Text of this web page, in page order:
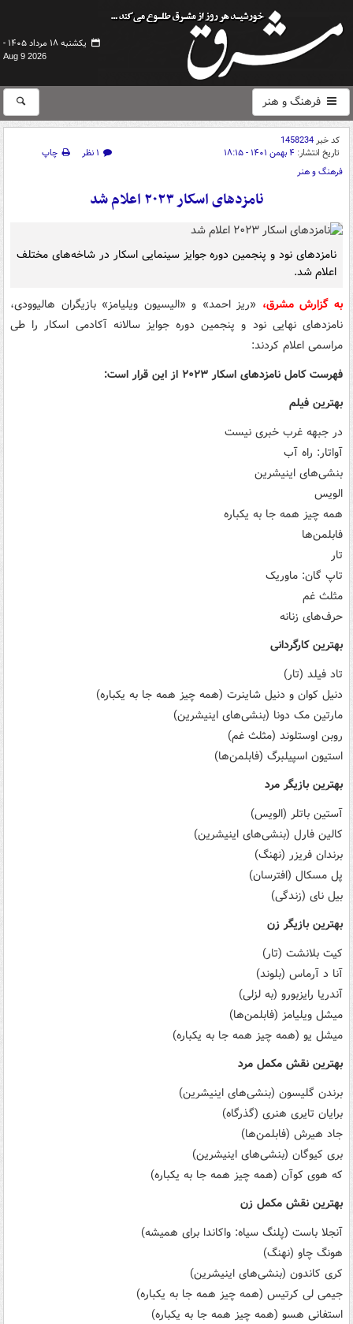
یکشنبه ۱۸ مرداد ۱۴۰۵ -
Aug 9 2026
فرهنگ و هنر
کد خبر1458234
تاریخ انتشار: ۴ بهمن ۱۴۰۱ - ۱۸:۱۵ ۱ نظر
چاپ
فرهنگ و هنر
نامزدهای اسکار ۲۰۲۳ اعلام شد
نامزدهای نود و پنجمین دوره جوایز سینمایی اسکار در شاخه‌های مختلف
اعلام شد.
به گزارش مشرق، «ریز احمد» و «الیسیون ویلیامز» بازیگران هالیوودی،
نامزدهای نهایی نود و پنجمین دوره جوایز سالانه آکادمی اسکار را طی
مراسمی اعلام کردند:
فهرست کامل نامزدهای اسکار ۲۰۲۳ از این قرار است:
بهترین فیلم
در جبهه غرب خبری نیست
آواتار: راه آب
بنشی‌های اینیشرین
الویس
همه چیز همه جا به یکباره
فابلمن‌ها
تار
تاپ گان: ماوریک
مثلث غم
حرف‌های زنانه
بهترین کارگردانی
تاد فیلد (تار)
دنیل کوان و دنیل شاینرت (همه چیز همه جا به یکباره)
مارتین مک دونا (بنشی‌های اینیشرین)
روبن اوستلوند (مثلث غم)
استیون اسپیلبرگ (فابلمن‌ها)
بهترین بازیگر مرد
آستین باتلر (الویس)
کالین فارل (بنشی‌های اینیشرین)
برندان فریزر (نهنگ)
پل مسکال (افترسان)
بیل نای (زندگی)
بهترین بازیگر زن
کیت بلانشت (تار)
آنا د آرماس (بلوند)
آندریا رایزبورو (به لزلی)
میشل ویلیامز (فابلمن‌ها)
میشل یو (همه چیز همه جا به یکباره)
بهترین نقش مکمل مرد
برندن گلیسون (بنشی‌های اینیشرین)
برایان تایری هنری (گذرگاه)
جاد هیرش (فابلمن‌ها)
بری کیوگان (بنشی‌های اینیشرین)
که هوی کوآن (همه چیز همه جا به یکباره)
بهترین نقش مکمل زن
آنجلا باست (پلنگ سیاه: واکاندا برای همیشه)
هونگ چاو (نهنگ)
کری کاندون (بنشی‌های اینیشرین)
جیمی لی کرتیس (همه چیز همه جا به یکباره)
استفانی هسو (همه چیز همه جا به یکباره)